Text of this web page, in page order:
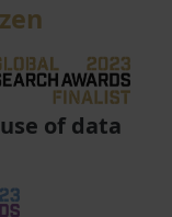
of data